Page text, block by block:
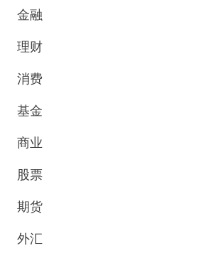
金融
理财
消费
基金
商业
股票
期货
外汇